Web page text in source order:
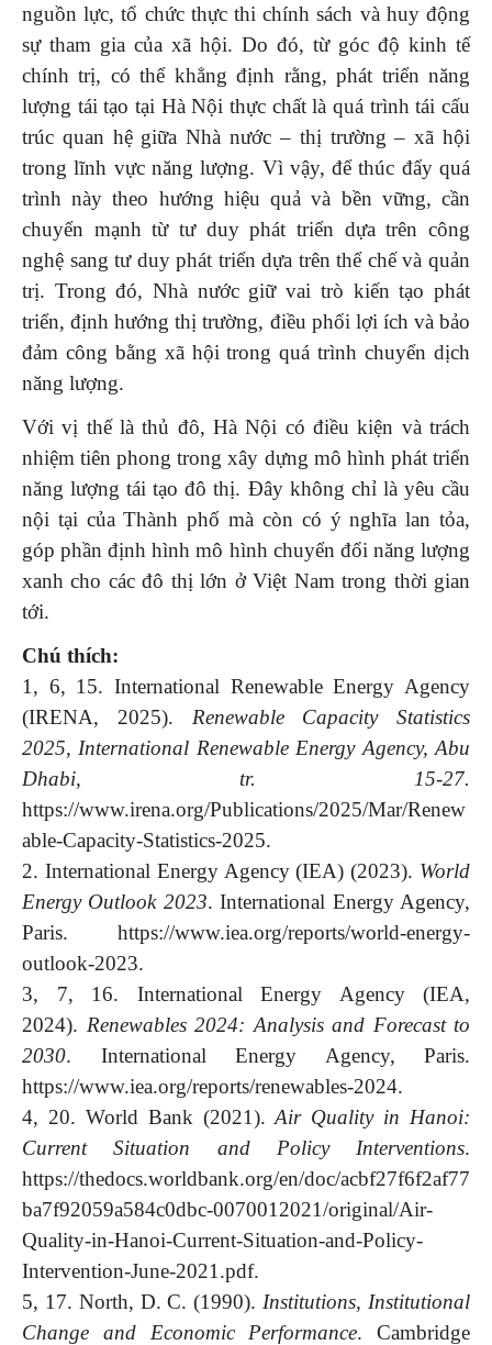
nguồn lực, tổ chức thực thi chính sách và huy động
sự tham gia của xã hội. Do đó, từ góc độ kinh tế
chính trị, có thể khẳng định rằng, phát triển năng
lượng tái tạo tại Hà Nội thực chất là quá trình tái cấu
trúc quan hệ giữa Nhà nước – thị trường – xã hội
trong lĩnh vực năng lượng. Vì vậy, để thúc đẩy quá
trình này theo hướng hiệu quả và bền vững, cần
chuyển mạnh từ tư duy phát triển dựa trên công
nghệ sang tư duy phát triển dựa trên thể chế và quản
trị. Trong đó, Nhà nước giữ vai trò kiến tạo phát
triển, định hướng thị trường, điều phối lợi ích và bảo
đảm công bằng xã hội trong quá trình chuyển dịch
năng lượng.
Với vị thế là thủ đô, Hà Nội có điều kiện và trách
nhiệm tiên phong trong xây dựng mô hình phát triển
năng lượng tái tạo đô thị. Đây không chỉ là yêu cầu
nội tại của Thành phố mà còn có ý nghĩa lan tỏa,
góp phần định hình mô hình chuyển đổi năng lượng
xanh cho các đô thị lớn ở Việt Nam trong thời gian
tới.
Chú thích:
1, 6, 15. International Renewable Energy Agency
(IRENA, 2025). Renewable Capacity Statistics
2025, International Renewable Energy Agency, Abu
Dhabi, tr. 15-27.
https://www.irena.org/Publications/2025/Mar/Renew
able-Capacity-Statistics-2025.
2. International Energy Agency (IEA) (2023). World
Energy Outlook 2023. International Energy Agency,
Paris. https://www.iea.org/reports/world-energy-
outlook-2023.
3, 7, 16. International Energy Agency (IEA,
2024). Renewables 2024: Analysis and Forecast to
2030. International Energy Agency, Paris.
https://www.iea.org/reports/renewables-2024.
4, 20. World Bank (2021).Air Quality in Hanoi:
Current Situation and Policy Interventions.
https://thedocs.worldbank.org/en/doc/acbf27f6f2af77
ba7f92059a584c0dbc-0070012021/original/Air-
Quality-in-Hanoi-Current-Situation-and-Policy-
Intervention-June-2021.pdf.
5, 17. North, D. C. (1990). Institutions, Institutional
Change and Economic Performance. Cambridge